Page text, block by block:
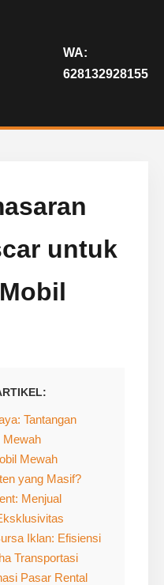
WA:
628132928155
untuk
Tantangan
Mewah
Mewah
yang Masif?
Menjual
Iklan: Efisiensi
Transportasi
Pasar Rental